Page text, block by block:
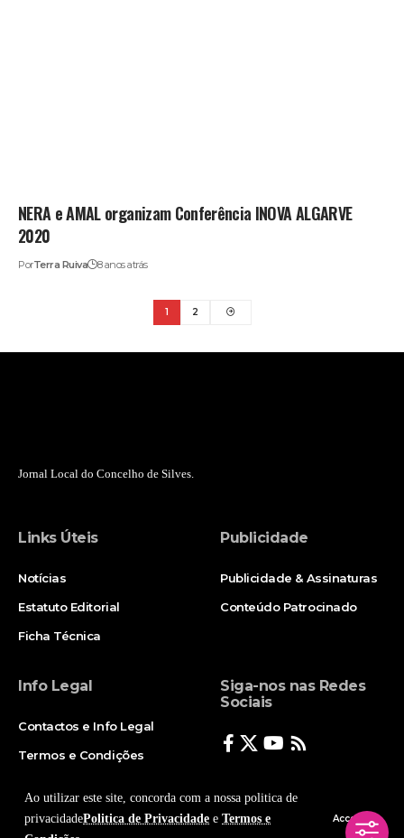
Ao utilizar este site, concorda com a nossa politica de
privacidadePolitica de Privacidade e Termos e
Accept
NERA e AMAL organizam Conferência INOVA ALGARVE
2020
PorTerra Ruiva 8 anos atrás
1 2
Jornal Local do Concelho de Silves.
Links Úteis
Notícias
Estatuto Editorial
Ficha Técnica
Publicidade
Publicidade & Assinaturas
Conteúdo Patrocinado
Info Legal
Contactos e Info Legal
Termos e Condições
Siga-nos nas Redes
Sociais